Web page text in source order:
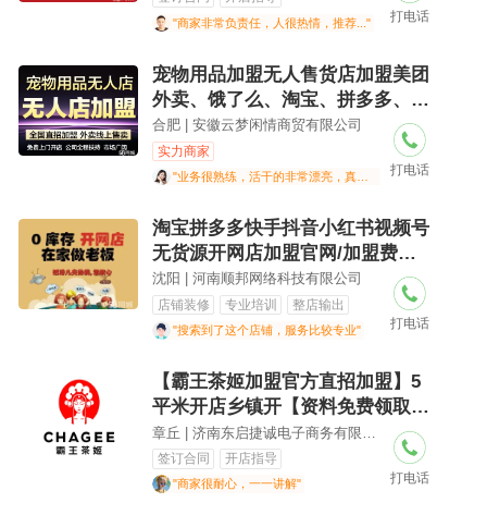
"商家非常负责任，人很热情，推荐..." 打电话
宠物用品加盟无人售货店加盟美团
外卖、饿了么、淘宝、拼多多、京
东开店代理0代理费，0门槛，机器
无押金加盟厂家全国加盟
合肥 | 安徽云梦闲情商贸有限公司
实力商家
"业务很熟练，活干的非常漂亮，真的很专业.." 打电话
淘宝拼多多快手抖音小红书视频号
无货源开网店加盟官网/加盟费用/
项目详情2026年风口项目网盘拉新
头条托管公众号流量主短视频带货
闲鱼虚拟电商小红书商单知识付
沈阳 | 河南顺邦网络科技有限公司
店铺装修 专业培训 整店输出
"搜索到了这个店铺，服务比较专业" 打电话
【霸王茶姬加盟官方直招加盟】5
平米开店乡镇开【资料免费领取
中】
签订合同 开店指导
"商家很耐心，一一讲解" 打电话